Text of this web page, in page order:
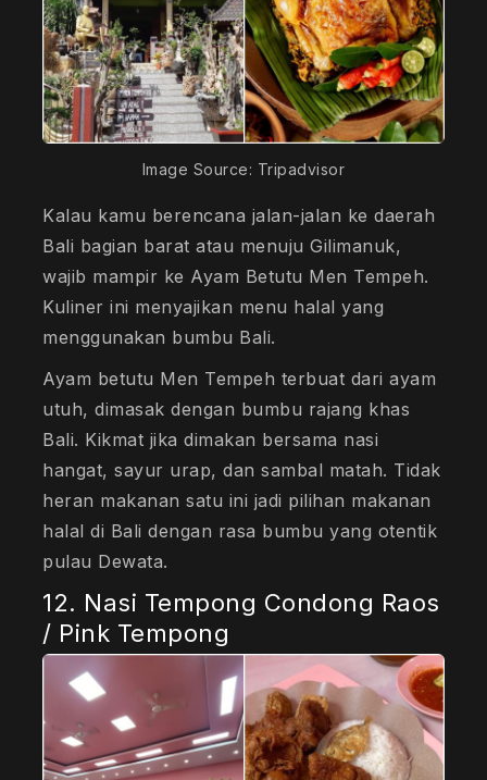
Image Source: Tripadvisor
Kalau kamu berencana jalan-jalan ke daerah
Bali bagian barat atau menuju Gilimanuk,
wajib mampir ke Ayam Betutu Men Tempeh.
Kuliner ini menyajikan menu halal yang
menggunakan bumbu Bali.
Ayam betutu Men Tempeh terbuat dari ayam
utuh, dimasak dengan bumbu rajang khas
Bali. Kikmat jika dimakan bersama nasi
hangat, sayur urap, dan sambal matah. Tidak
heran makanan satu ini jadi pilihan makanan
halal di Bali dengan rasa bumbu yang otentik
pulau Dewata.
12. Nasi Tempong Condong Raos
/ Pink Tempong